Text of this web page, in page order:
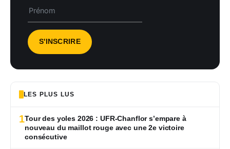
LES PLUS LUS
1Tour des yoles 2026 : UFR-Chanflor s’empare à
nouveau du maillot rouge avec une 2e victoire
consécutive